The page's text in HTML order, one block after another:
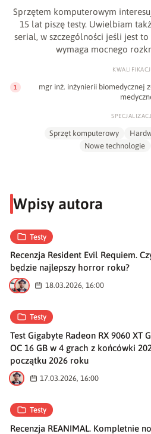
Sprzętem komputerowym
15 lat piszę testy. Uwielbiam
serial, w szczególności jeśli jest
wymaga mocnego
1
mgr inż. inżynierii biomedycznej
Sprzęt komputerowy
Nowe technologie
Wpisy autora
Testy
Recenzja Resident Evil Requiem.
będzie najlepszy horror roku?
PM 18.03.2026, 16:00
Testy
Test Gigabyte Radeon RX 9060 XT
OC 16 GB w 4 grach z końcówki
początku 2026 roku
M
17.03.2026, 16:00
Testy
Recenzja REANIMAL. Kompletnie